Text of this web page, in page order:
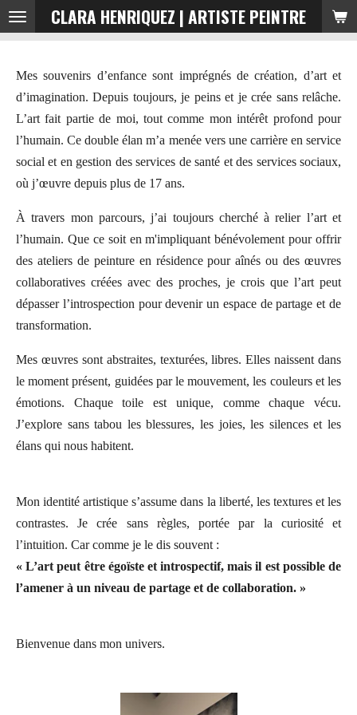
Passer
au
principal
CLARA HENRIQUEZ | ARTISTE PEINTRE
Mes souvenirs d’enfance sont imprégnés de création, d’art et
d’imagination. Depuis toujours, je peins et je crée sans relâche.
L’art fait partie de moi, tout comme mon intérêt profond pour
l’humain. Ce double élan m’a menée vers une carrière en service
social et en gestion des services de santé et des services sociaux,
où j’œuvre depuis plus de 17 ans.
À travers mon parcours, j’ai toujours cherché à relier l’art et
l’humain. Que ce soit en m'impliquant bénévolement pour offrir
des ateliers de peinture en résidence pour aînés ou des œuvres
collaboratives créées avec des proches, je crois que l’art peut
dépasser l’introspection pour devenir un espace de partage et de
transformation.
Mes œuvres sont abstraites, texturées, libres. Elles naissent dans
le moment présent, guidées par le mouvement, les couleurs et les
émotions. Chaque toile est unique, comme chaque vécu.
J’explore sans tabou les blessures, les joies, les silences et les
élans qui nous habitent.
Mon identité artistique s’assume dans la liberté, les textures et les
contrastes. Je crée sans règles, portée par la curiosité et
l’intuition. Car comme je le dis souvent :
« L’art peut être égoïste et introspectif, mais il est possible de
l’amener à un niveau de partage et de collaboration. »
Bienvenue dans mon univers.